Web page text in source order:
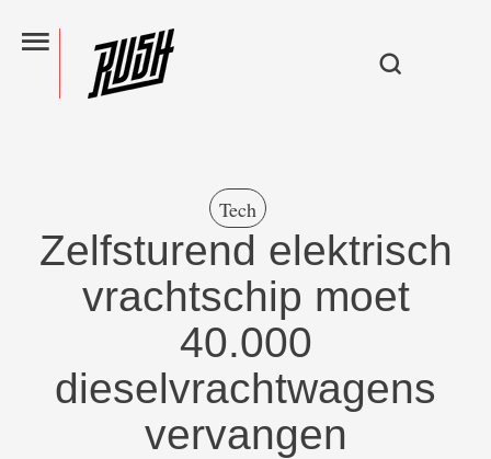
Tech
Zelfsturend elektrisch
vrachtschip moet
40.000
dieselvrachtwagens
vervangen